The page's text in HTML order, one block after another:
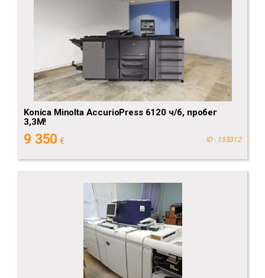
Konica Minolta AccurioPress 6120 ч/б, пробег
3,3М!
9 350 € ID - 155312